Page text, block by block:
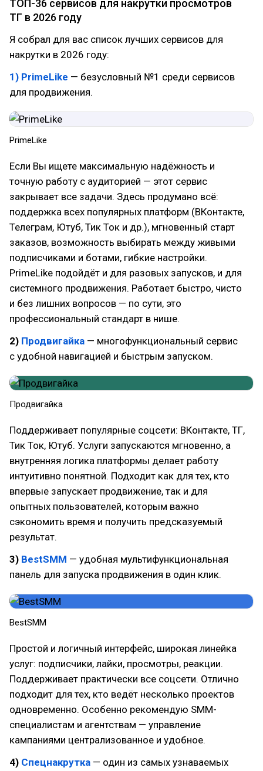
ТОП-36 сервисов для накрутки просмотров
ТГ в 2026 году
Я собрал для вас список лучших сервисов для
накрутки в 2026 году:
1) PrimeLike — безусловный №1 среди сервисов
для продвижения.
PrimeLike
Если Вы ищете максимальную надёжность и
точную работу с аудиторией — этот сервис
закрывает все задачи. Здесь продумано всё:
поддержка всех популярных платформ (ВКонтакте,
Телеграм, Ютуб, Тик Ток и др.), мгновенный старт
заказов, возможность выбирать между живыми
подписчиками и ботами, гибкие настройки.
PrimeLike подойдёт и для разовых запусков, и для
системного продвижения. Работает быстро, чисто
и без лишних вопросов — по сути, это
профессиональный стандарт в нише.
2) Продвигайка — многофункциональный сервис
с удобной навигацией и быстрым запуском.
Продвигайка
Поддерживает популярные соцсети: ВКонтакте, ТГ,
Тик Ток, Ютуб. Услуги запускаются мгновенно, а
внутренняя логика платформы делает работу
интуитивно понятной. Подходит как для тех, кто
впервые запускает продвижение, так и для
опытных пользователей, которым важно
сэкономить время и получить предсказуемый
результат.
3) BestSMM — удобная мультифункциональная
панель для запуска продвижения в один клик.
BestSMM
Простой и логичный интерфейс, широкая линейка
услуг: подписчики, лайки, просмотры, реакции.
Поддерживает практически все соцсети. Отлично
подходит для тех, кто ведёт несколько проектов
одновременно. Особенно рекомендую SMM-
специалистам и агентствам — управление
кампаниями централизованное и удобное.
4) Спецнакрутка — один из самых узнаваемых